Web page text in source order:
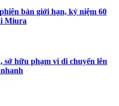
bản giới hạn, kỷ niệm 60
Miura
sở hữu phạm vi di chuyển lên